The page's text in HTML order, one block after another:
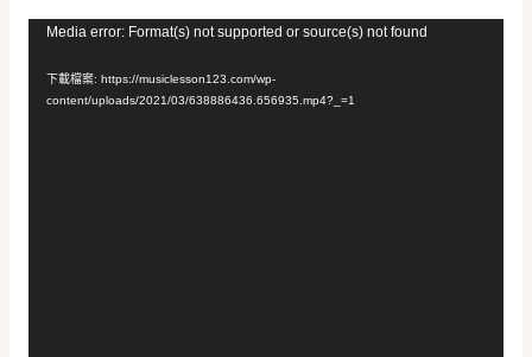
Media error: Format(s) not supported or source(s) not found
下載檔案: https://musiclesson123.com/wp-
content/uploads/2021/03/638886436.656935.mp4?_=1